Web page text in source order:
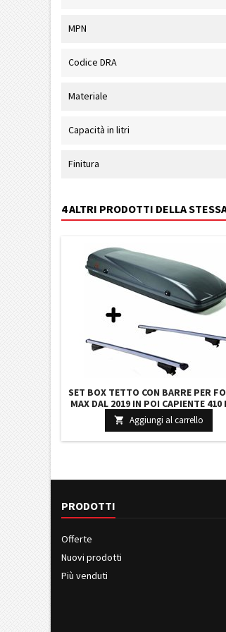
MPN
Codice DRA
Materiale
Capacità in litri
Finitura
4 ALTRI PRODOTTI DELLA
SET BOX TETTO CON BARRE PER
MAX DAL 2019 IN POI CAPIENTE 410
IN GRIGIO SCURO CON CHIAVI
CM C/SERRATURA
 Aggiungi al carrello
PRODOTTI
Offerte
Nuovi prodotti
Più venduti